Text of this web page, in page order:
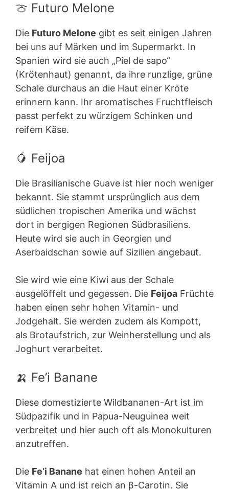
🍈 Futuro Melone
Die Futuro Melone gibt es seit einigen Jahren
bei uns auf Märken und im Supermarkt. In
Spanien wird sie auch „Piel de sapo“
(Krötenhaut) genannt, da ihre runzlige, grüne
Schale durchaus an die Haut einer Kröte
erinnern kann. Ihr aromatisches Fruchtfleisch
passt perfekt zu würzigem Schinken und
reifem Käse.
🥭 Feijoa
Die Brasilianische Guave ist hier noch weniger
bekannt. Sie stammt ursprünglich aus dem
südlichen tropischen Amerika und wächst
dort in bergigen Regionen Südbrasiliens.
Heute wird sie auch in Georgien und
Aserbaidschan sowie auf Sizilien angebaut.
Sie wird wie eine Kiwi aus der Schale
ausgelöffelt und gegessen. Die Feijoa Früchte
haben einen sehr hohen Vitamin- und
Jodgehalt. Sie werden zudem als Kompott,
als Brotaufstrich, zur Weinherstellung und als
Joghurt verarbeitet.
🍌 Fe’i Banane
Diese domestizierte Wildbananen-Art ist im
Südpazifik und in Papua-Neuguinea weit
verbreitet und hier auch oft als Monokulturen
anzutreffen.
Die Fe’i Banane hat einen hohen Anteil an
Vitamin A und ist reich an β-Carotin. Sie